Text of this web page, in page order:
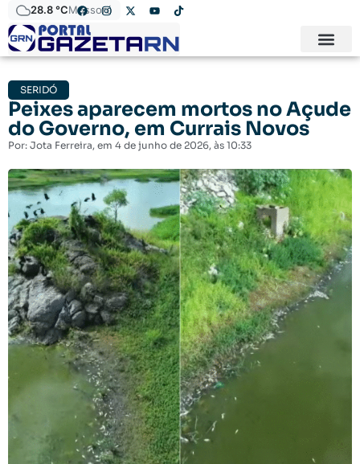
28.8 °CMossoró
SERIDÓ
Peixes aparecem mortos no Açude
do Governo, em Currais Novos
Por: Jota Ferreira, em 4 de junho de 2026, às 10:33